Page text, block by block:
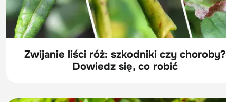
Zwijanie liści róż: szkodniki czy choroby?
Dowiedz się, co robić